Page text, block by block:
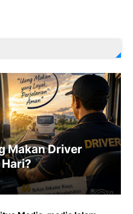
Makan Driver